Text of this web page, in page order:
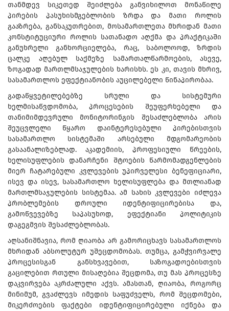
თანმდევ სიკეთედ შეიძლება განვიხილოთ მონაწილე
პირების პასუხისმგებლობის ზრდა და მათი როლის
გააზრება, განსაკუთრებით, მოსამართლეთა მხრიდან მათი
კონსტიტუციური როლის სათანადო აღქმა და პრაქტიკაში
განუხრელი განხორციელება, რაც, საბოლოოდ, ზრდის
ცალკე აღებულ საქმეზე სამართალწარმოების, ასევე,
ზოგადად მართლმსაჯულების ხარისხს. ეს კი, თავის მხრივ,
სასამართლოს ეფექტიანობის აუცილებელი წინაპირობაა.
გადაწყვეტილებებზე სრული და სისტემური
ხელმისაწვდომობა, პროცესების შეუფერხებელი და
თანიმიმდევრული მონიტორინგის შესაძლებლობა არის
შეუცვლელი წყარო დაინტერესებული პირებისთვის
სასამართლო სისტემაში არსებული მდგომარეობის
გასაანალიზებლად. აკადემიის, პროფესიული წრეების,
ხელისუფლების დანარჩენი შტოების წარმომადგენლების
მიერ ჩატარებული კვლევების უპირველესი ბენეფიციარი,
ისევ და ისევ, სასამართლო ხელისუფლება და მთლიანად
მართლმსაჯულების სისტემაა. ამ სახის კვლევები იძლევა
პრობლემების დროული იდენტიფიცირებისა და,
გამოწვევებზე საპასუხოდ, ეფექტიანი პოლიტიკის
დაგეგმვის შესაძლებლობას.
აღსანიშნავია, რომ ღიაობა არ გამორიცხავს სასამართლოს
მხრიდან აბსოლუტურ უშეცდომობას. თუმცა, გამჭვირვალე
პროცესისგან განსხვავებით, საზოგადოებისთვის
გაცილებით რთული მისაღებია შეცდომა, თუ მას პროცესზე
დაკვირვება აკრძალული აქვს. ამასთან, ღიაობა, როგორც
მინიმუმ, გვაძლევს იმედის საფუძველს, რომ შეცდომები,
მიკერძოების ფაქტები იდენტიფიცირებული იქნება და